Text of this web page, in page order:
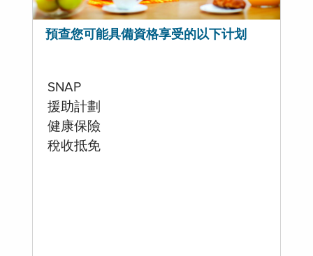
預查您可能具備資格享受的以下计划
SNAP
援助計劃
健康保險
稅收抵免